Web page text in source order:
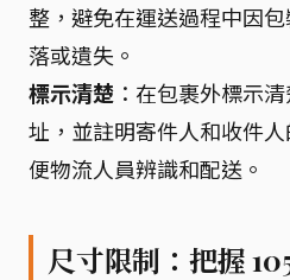
整，避免在運送過程中因
落或遺失。
標示清楚 ：在包裹外標示
址，並註明寄件人和收件
便物流人員辨識和配送。
尺寸限制：把握